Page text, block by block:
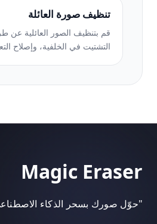
تنظيف صورة العائلة
قم بتنظيف الصور العائلية عن
التشتيت في الخلفية، وإصلاح
Magic Eraser
"حوّل صورك بسحر الذكاء